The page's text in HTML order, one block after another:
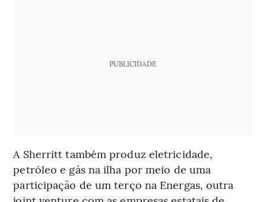
PUBLICIDADE
A Sherritt também produz eletricidade,
petróleo e gás na ilha por meio de uma
participação de um terço na Energas, outra